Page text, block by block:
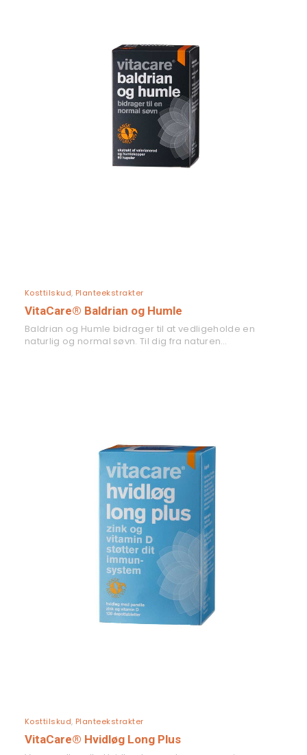
LÆS MERE
Kosttilskud, Planteekstrakter
VitaCare® Baldrian og Humle
Baldrian og Humle bidrager til at vedligeholde en
naturlig og normal søvn. Til dig fra naturen…
LÆS MERE
Kosttilskud, Planteekstrakter
VitaCare® Hvidløg Long Plus